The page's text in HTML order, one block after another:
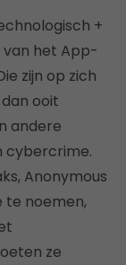
+
het App-
zijn op zich
ooit
andere
cybercrime.
Anonymous
te noemen,
ze